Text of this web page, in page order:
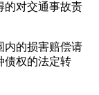
的对交通事故责
内的损害赔偿请
债权的法定转